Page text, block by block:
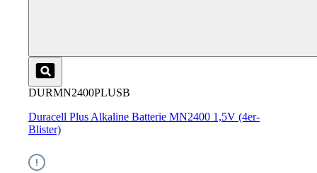
DURMN2400PLUSB
Duracell Plus Alkaline Batterie MN2400 1,5V (4er-
Blister)